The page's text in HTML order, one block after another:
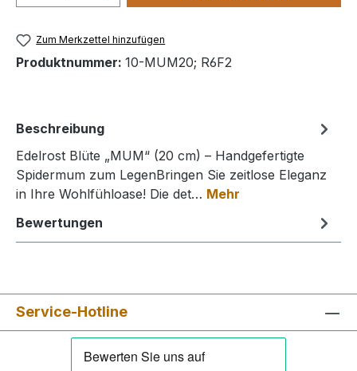
Zum Merkzettel hinzufügen
Produktnummer: 10-MUM20; R6F2
Beschreibung
Edelrost Blüte „MUM“ (20 cm) – Handgefertigte
Spidermum zum LegenBringen Sie zeitlose Eleganz
in Ihre Wohlfühloase! Die det… Mehr
Bewertungen
Service-Hotline